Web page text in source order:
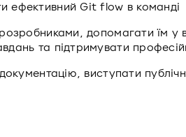
ефективний Git flow в команді
допомагати їм у
та підтримувати
виступати